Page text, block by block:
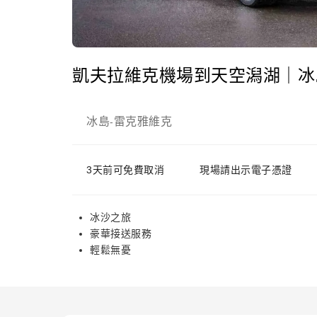
凱夫拉維克機場到天空潟湖｜
冰島-雷克雅維克
3天前可免費取消 現場請出示電子憑證
冰沙之旅
豪華接送服務
輕鬆無憂